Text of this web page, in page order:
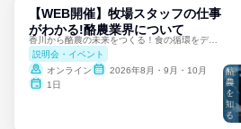
【WEB開催】牧場スタッフの仕事
がわかる!酪農業界について
説明会・イベント
オンライン
2026年8月・9月・10月
1日